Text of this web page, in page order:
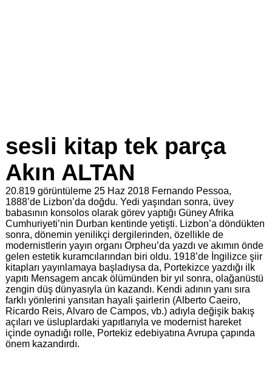
sesli kitap tek parça
Akın ALTAN
20.819 görüntüleme 25 Haz 2018 Fernando Pessoa,
1888’de Lizbon’da doğdu. Yedi yaşından sonra, üvey
babasının konsolos olarak görev yaptığı Güney Afrika
Cumhuriyeti’nin Durban kentinde yetişti. Lizbon’a döndükten
sonra, dönemin yenilikçi dergilerinden, özellikle de
modernistlerin yayın organı Orpheu’da yazdı ve akımın önde
gelen estetik kuramcılarından biri oldu. 1918’de İngilizce şiir
kitapları yayınlamaya başladıysa da, Portekizce yazdığı ilk
yapıtı Mensagem ancak ölümünden bir yıl sonra, olağanüstü
zengin düş dünyasıyla ün kazandı. Kendi adının yanı sıra
farklı yönlerini yansıtan hayali şairlerin (Alberto Caeiro,
Ricardo Reis, Alvaro de Campos, vb.) adıyla değişik bakış
açıları ve üsluplardaki yapıtlarıyla ve modernist hareket
içinde oynadığı rolle, Portekiz edebiyatına Avrupa çapında
önem kazandırdı.